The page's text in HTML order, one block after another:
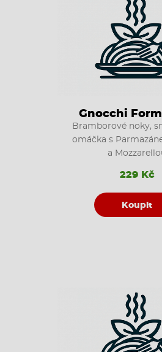
Gnocchi
Bramborové noky,
omáčka s
a
229 Kč
Koupit